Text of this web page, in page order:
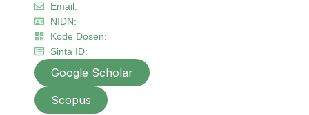
Email:
NIDN:
Kode Dosen:
Sinta ID:
Google Scholar
Scopus